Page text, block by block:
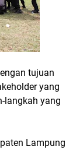
tujuan
yang
langkah yang
Lampung